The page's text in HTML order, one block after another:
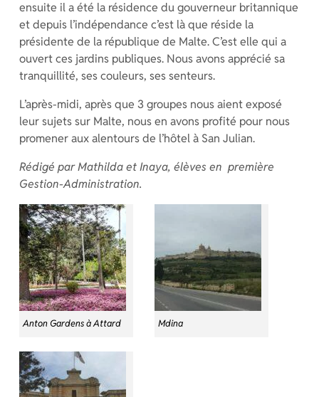
ensuite il a été la résidence du gouverneur britannique
et depuis l’indépendance c’est là que réside la
présidente de la république de Malte. C’est elle qui a
ouvert ces jardins publiques. Nous avons apprécié sa
tranquillité, ses couleurs, ses senteurs.
L’après-midi, après que 3 groupes nous aient exposé
leur sujets sur Malte, nous en avons profité pour nous
promener aux alentours de l’hôtel à San Julian.
Rédigé par Mathilda et Inaya, élèves en première
Gestion-Administration.
Anton Gardens à Attard Mdina